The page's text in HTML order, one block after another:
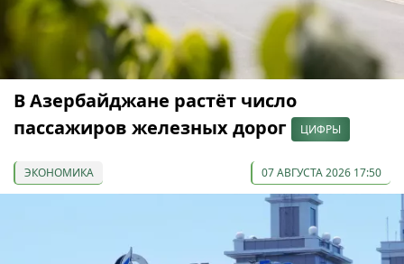
В Азербайджане растёт число
пассажиров железных дорог
ЦИФРЫ
ЭКОНОМИКА 07 АВГУСТА 2026 17:50